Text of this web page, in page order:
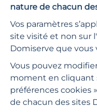
nature de chacun
Vos paramètres
site visité et non sur
Domiserve que vous
Vous pouvez
moment en cliquant
préférences cookies
de chacun des sites